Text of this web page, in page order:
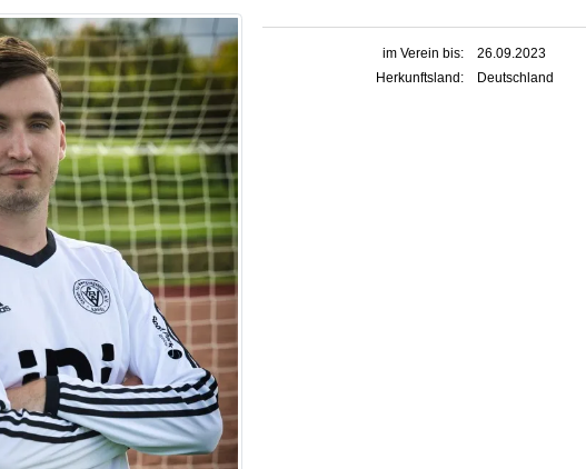
im Verein bis:
26.09.2023
Herkunftsland:
Deutschland